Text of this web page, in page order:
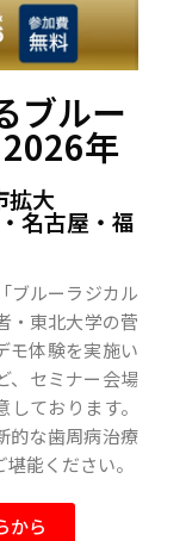
ブルー
年
拡大
名古屋・福
ブルーラジカル
・東北大学の菅
モ体験を実施い
、セミナー会場
ております。
的な歯周病治療
能ください。
から